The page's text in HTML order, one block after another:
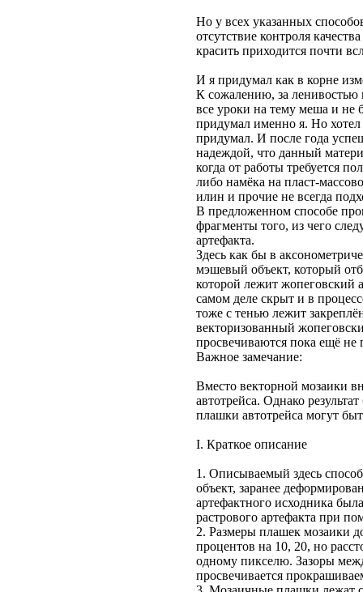
Но у всех указанных
отсутствие контроля
красить приходится почти
И я придумал как в корне
К сожалению, за ленивостью
все уроки на тему меша и не
придумал именно я. Но хотел
придумал. И после года
надеждой, что данный
когда от работы требуется
либо намёка на пласт-
илин и прочие не всегда
В предложенном способе
фрагменты того, из чего
артефакта.
Здесь как бы в
мэшевый объект, который
которой лежит жопеговский
самом деле скрыт и в
тоже с тенью лежит
векторизованный
просвечиваются пока ещё
Важное замечание:
Вместо векторной мозаики
автотрейса. Однако
плашки автотрейса могут
I. Краткое описание
1. Описываемый здесь
объект, заранее
артефактного исходника
растрового артефакта при
2. Размеры плашек мозаики
процентов на 10, 20, но
одному пикселю. Зазоры
просвечивается